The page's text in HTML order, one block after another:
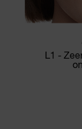
L1 -